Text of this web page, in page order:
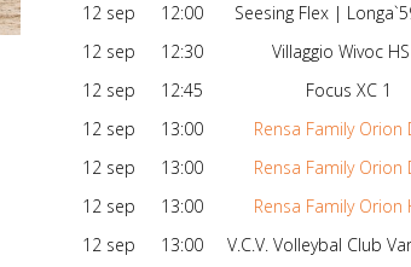
12 sep
12:00 Seesing Flex |
12 sep
12:30 Villaggio Wivoc
12 sep
12:45 Focus XC 1
12 sep
13:00 Rensa Family Orion
12 sep
13:00 Rensa Family Orion
12 sep
13:00 Rensa Family Orion
12 sep
13:00